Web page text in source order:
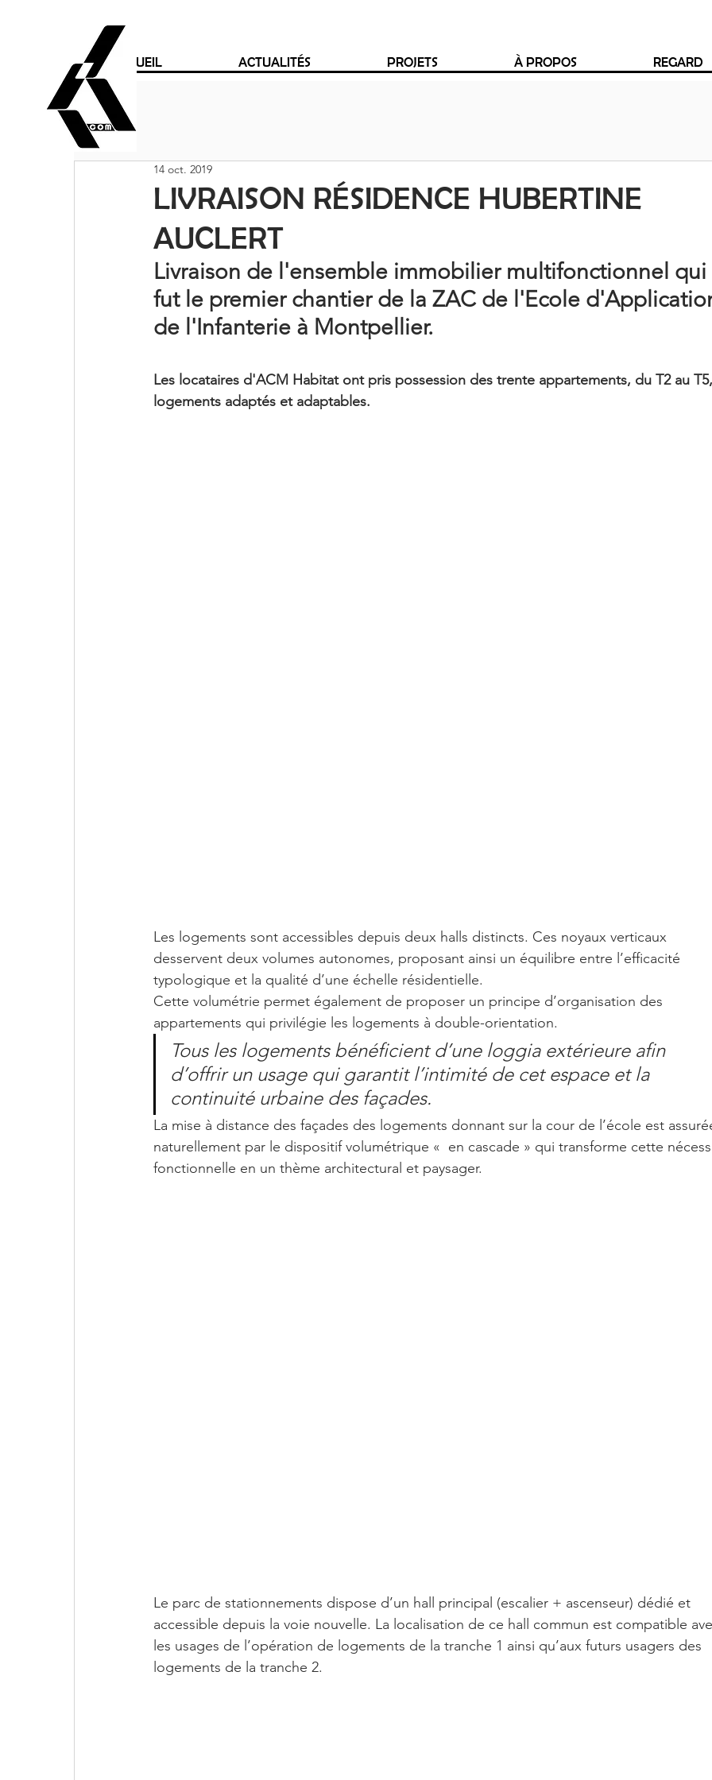
ACCUEIL ACTUALITÉS PROJETS À PROPOS REGARD
LIVRAISON RÉSIDENCE HUBERTINE
AUCLERT
14 oct. 2019
Livraison de l'ensemble immobilier multifonctionnel qui
fut le premier chantier de la ZAC de l'Ecole
de l'Infanterie à Montpellier.
Les locataires d'ACM Habitat ont pris possession des trente appartements, du T2 au
logements adaptés et adaptables.
Les logements sont accessibles depuis deux halls distincts. Ces noyaux verticaux
desservent deux volumes autonomes, proposant ainsi un équilibre entre l’efficacité
typologique et la qualité d’une échelle résidentielle.
Cette volumétrie permet également de proposer un principe d’organisation des
appartements qui privilégie les logements à double-orientation.
Tous les logements bénéficient d’une loggia extérieure afin
d’offrir un usage qui garantit l’intimité de cet espace et la
continuité urbaine des façades.
La mise à distance des façades des logements donnant sur la cour de l’école est
naturellement par le dispositif volumétrique «  en cascade » qui transforme cette
fonctionnelle en un thème architectural et paysager.
Le parc de stationnements dispose d’un hall principal (escalier + ascenseur) dédié et
accessible depuis la voie nouvelle. La localisation de ce hall commun est compatible
les usages de l’opération de logements de la tranche 1 ainsi qu’aux futurs usagers des
logements de la tranche 2.